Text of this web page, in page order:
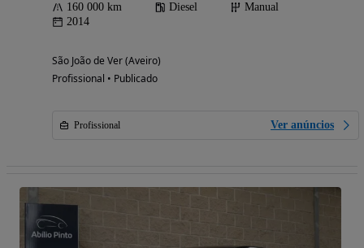
160 000 km Diesel
Manual
2014
São João de Ver (Aveiro)
Profissional • Publicado
Profissional Ver anúncios